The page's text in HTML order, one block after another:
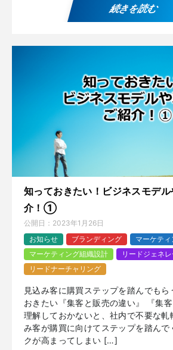
続きを読む
知っておきたい！ビジネスモデ
介！①
公開日： 2023年1月26日
お知らせ
ブランディング
マーケティ
マーケティング組織設計
リードジェネ
リードナーチャリング
見込み客に購買ステップを踏んでも
おきたい『集客と販売の違い』 『集
理解しておかないと、社内で不要な軋
み客が購買に向けてステップを踏んで
クが高まってしまい […]